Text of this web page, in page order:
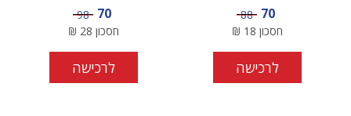
מחיר מבצע
70 מחיר
88
חסכון 18
₪
לרכישה
מחיר מבצע
70 מחיר
98
חסכון 28
₪
לרכישה